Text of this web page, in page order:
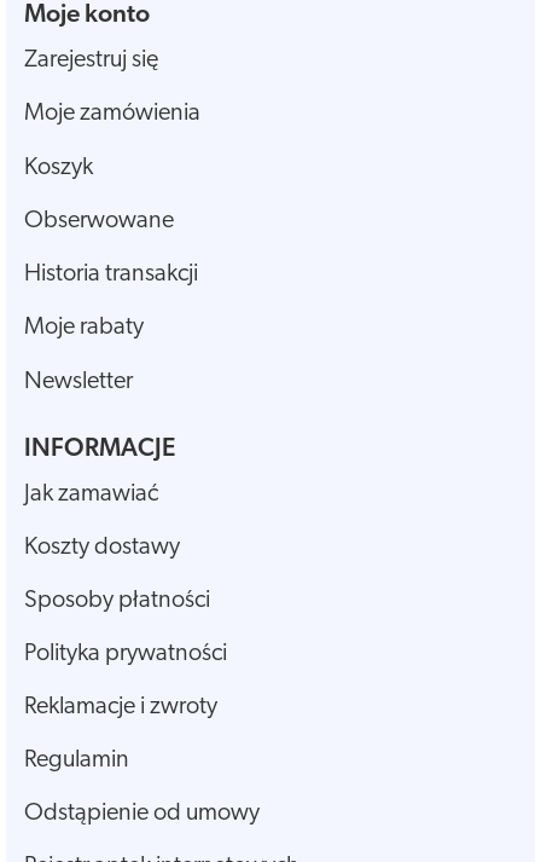
Moje konto
Zarejestruj się
Moje zamówienia
Koszyk
Obserwowane
Historia transakcji
Moje rabaty
Newsletter
INFORMACJE
Jak zamawiać
Koszty dostawy
Sposoby płatności
Polityka prywatności
Reklamacje i zwroty
Regulamin
Odstąpienie od umowy